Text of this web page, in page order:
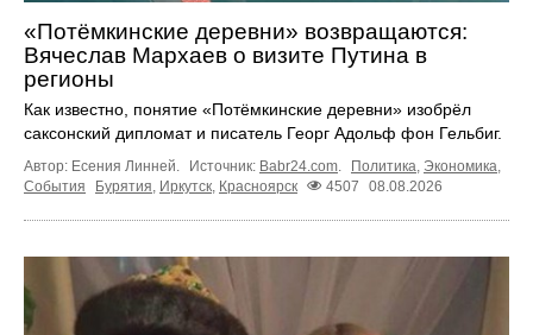
«Потёмкинские деревни» возвращаются:
Вячеслав Мархаев о визите Путина в
регионы
Как известно, понятие «Потёмкинские деревни» изобрёл
саксонский дипломат и писатель Георг Адольф фон Гельбиг.
Автор: Есения Линней. Источник: Babr24.com. Политика, Экономика,
События
Бурятия, Иркутск, Красноярск 4507 08.08.2026